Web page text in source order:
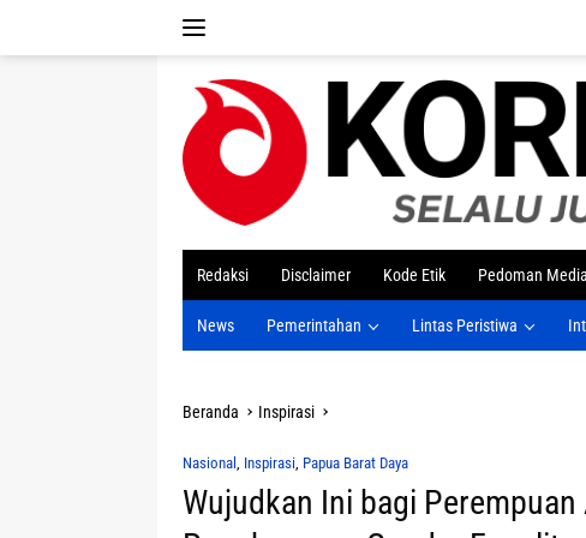
Redaksi Disclaimer Kode Etik Pedoman
News Pemerintahan Lintas Peristiwa
Beranda Inspirasi
Nasional Inspirasi Papua Barat Daya
Wujudkan Ini bagi Perempuan